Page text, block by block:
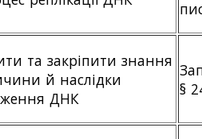
та закріпити знання
й наслідки
ДНК
§